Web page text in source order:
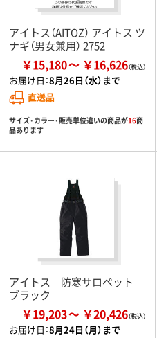
アイトス（AITOZ） アイトス ツ
ナギ（男女兼用） 2752
￥15,180 ￥16,626
お届け日：8月26日（水）まで
直送品
サイズ・カラー・販売単位違いの商品が16商
品あります
アイトス 防寒サロペット
ブラック
￥19,203 ￥20,426
お届け日：8月24日（月）まで